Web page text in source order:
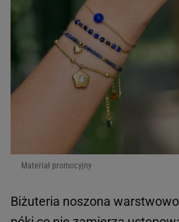
Materiał promocyjny
Biżuteria noszona